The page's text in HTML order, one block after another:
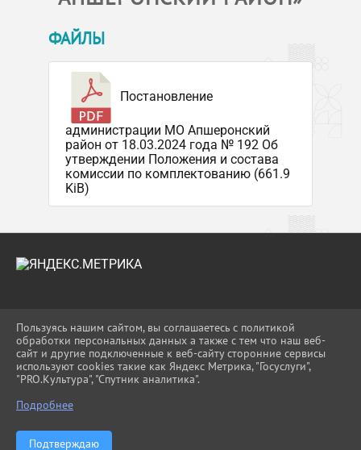
ФАЙЛЫ
Постановление
администрации МО Апшеронский
район от 18.03.2024 года № 192 Об
утверждении Положения и состава
комиссии по комплектованию (661.9
KiB)
ВХОД
КАРТА САЙТА
ПОЛИТИКА ОБРАБОТКИ ПЕРСОНАЛЬНЫХ
ДАННЫХ
СДЕЛАНО НА KUBCMS
Пользуясь нашим сайтом, вы соглашаетесь с политикой
обработки персональных данных а также с тем что наш веб-
сайт и другие подключенные к веб-сайту сторонние сервисы
используют cookies такие как Яндекс Метрика, "Госуслуги",
"PRO.Культура", "Спутник аналитика".
Подробнее
Подтверждаю